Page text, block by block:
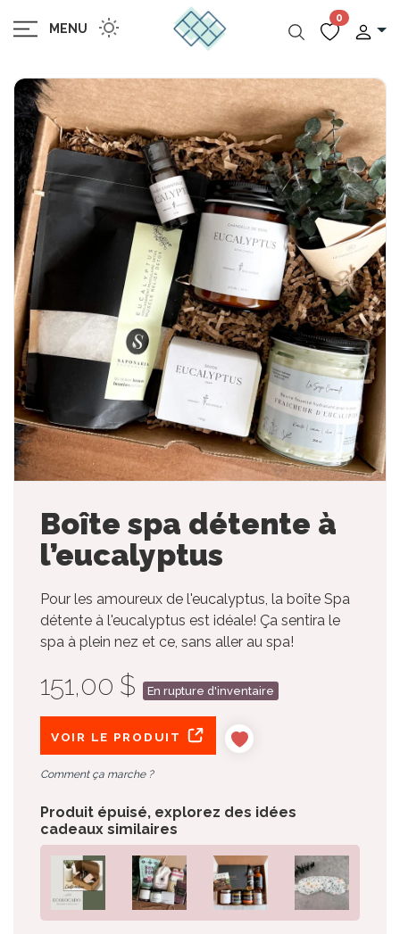
MENU
0
Boîte spa détente à
l’eucalyptus
Pour les amoureux de l'eucalyptus, la boîte Spa
détente à l'eucalyptus est idéale! Ça sentira le
spa à plein nez et ce, sans aller au spa!
151,00 $ En rupture d'inventaire
VOIR LE PRODUIT
Comment ça marche ?
Produit épuisé, explorez des idées
cadeaux similaires